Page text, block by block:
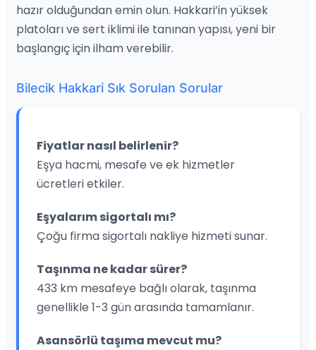
hazır olduğundan emin olun. Hakkari’in yüksek
platoları ve sert iklimi ile tanınan yapısı, yeni bir
başlangıç için ilham verebilir.
Bilecik Hakkari Sık Sorulan Sorular
Fiyatlar nasıl belirlenir?
Eşya hacmi, mesafe ve ek hizmetler
ücretleri etkiler.
Eşyalarım sigortalı mı?
Çoğu firma sigortalı nakliye hizmeti sunar.
Taşınma ne kadar sürer?
433 km mesafeye bağlı olarak, taşınma
genellikle 1-3 gün arasında tamamlanır.
Asansörlü taşıma mevcut mu?